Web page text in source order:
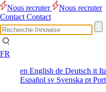
Nous recruter
Nous recruter
Contact Contact
FR
en English de Deutsch it
Español sv Svenska pt